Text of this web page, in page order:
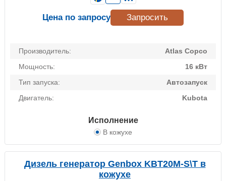
Производитель:
Atlas Copco
Мощность:
16 кВт
Тип запуска:
Автозапуск
Двигатель:
Kubota
Исполнение
В кожухе
Цена по запросу Запросить
Дизель генератор Genbox KBT20M-S\T в
кожухе